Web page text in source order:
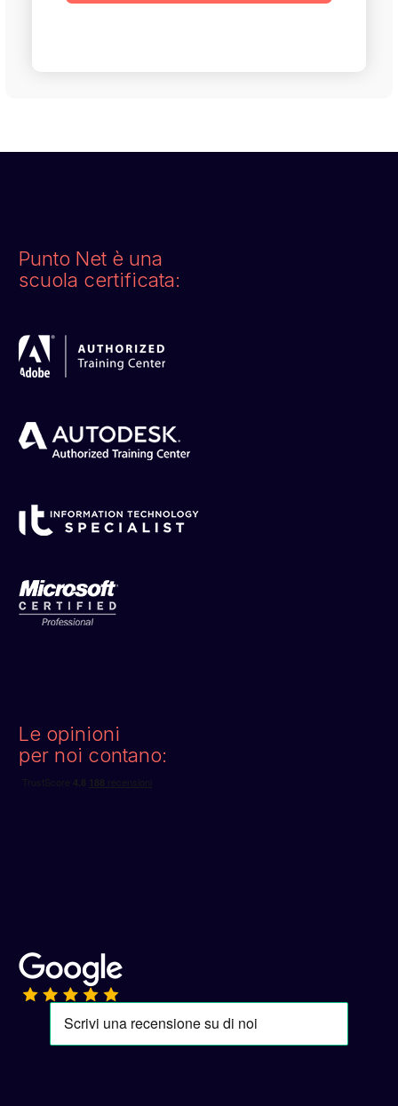
Punto Net è una
scuola certificata:
Le opinioni
per noi contano: